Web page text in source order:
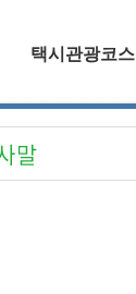
택시관광코스